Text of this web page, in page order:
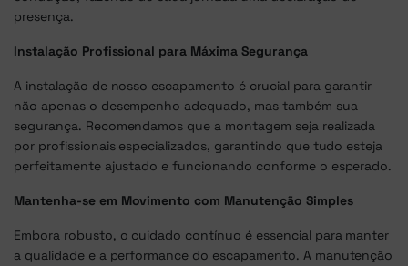
presença.
Instalação Profissional para Máxima Segurança
A instalação de nosso escapamento é crucial para garantir
não apenas o desempenho adequado, mas também sua
segurança. Recomendamos que a montagem seja realizada
por profissionais especializados, garantindo que tudo esteja
perfeitamente ajustado e funcionando conforme o esperado.
Mantenha-se em Movimento com Manutenção Simples
Embora robusto, o cuidado contínuo é essencial para manter
a qualidade e a performance do escapamento. A manutenção